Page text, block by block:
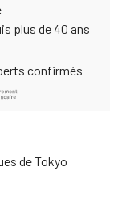
plus de 40 ans
confirmés
de Tokyo